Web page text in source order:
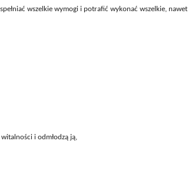
wszelkie wymogi i potrafić wykonać wszelkie, nawet
i odmłodzą ją,